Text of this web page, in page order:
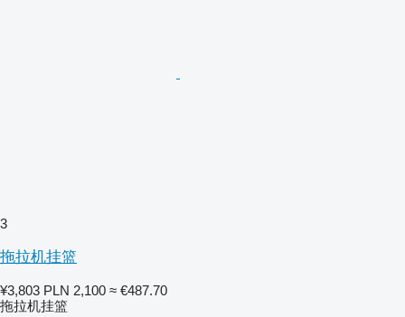
3
拖拉机挂篮
¥3,803 PLN 2,100 ≈ €487.70
拖拉机挂篮